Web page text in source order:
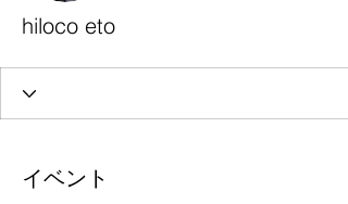
hiloco eto
イベント